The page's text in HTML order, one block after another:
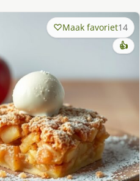
Maak favoriet14
👍